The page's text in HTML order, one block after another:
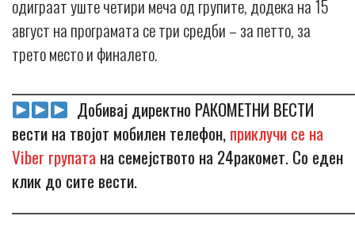
одиграат уште четири меча од групите, додека на 15
август на програмата се три средби – за петто, за
трето место и финалето.
Добивај директно РАКОМЕТНИ ВЕСТИ
вести на твојот мобилен телефон,приклучи се на
Viber групата на семејството на 24ракомет. Со еден
клик до сите вести.